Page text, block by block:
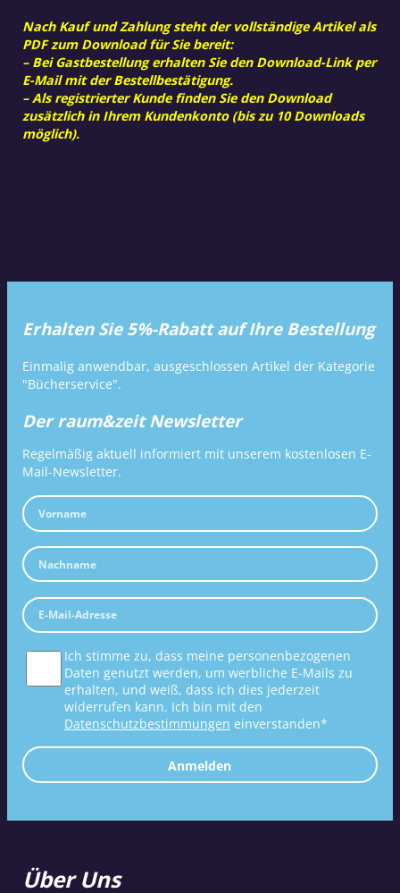
Nach Kauf und Zahlung steht der vollständige Artikel als
PDF zum Download für Sie bereit:
– Bei Gastbestellung erhalten Sie den Download-Link per
E-Mail mit der Bestellbestätigung.
– Als registrierter Kunde finden Sie den Download
zusätzlich in Ihrem Kundenkonto (bis zu 10 Downloads
möglich).
Erhalten Sie 5%-Rabatt auf Ihre Bestellung
Einmalig anwendbar, ausgeschlossen Artikel der Kategorie
"Bücherservice".
Der raum&zeit Newsletter
Regelmäßig aktuell informiert mit unserem kostenlosen E-
Mail-Newsletter.
Ich stimme zu, dass meine personenbezogenen
Daten genutzt werden, um werbliche E-Mails zu
erhalten, und weiß, dass ich dies jederzeit
widerrufen kann. Ich bin mit den
Datenschutzbestimmungen einverstanden*
Anmelden
Über Uns